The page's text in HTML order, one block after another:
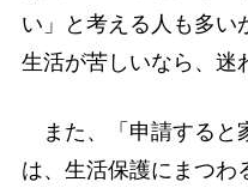
い」と考える人も多い
生活が苦しいなら、迷
また、「申請すると
は、生活保護にまつわ